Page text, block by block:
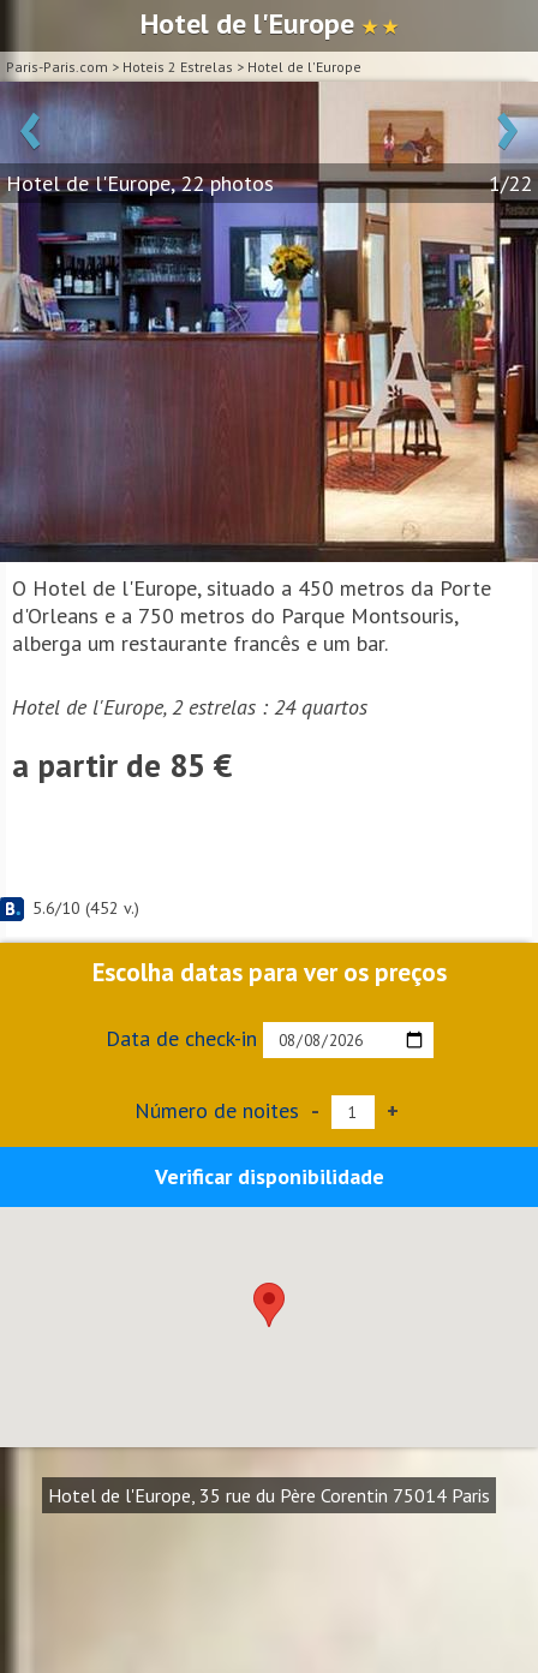
Hotel de l'Europe ★ ★
Paris-Paris.com > Hoteis 2 Estrelas > Hotel de l'Europe
‹ ›
Hotel de l'Europe, 22 photos 1/22
O Hotel de l'Europe, situado a 450 metros da Porte
d'Orleans e a 750 metros do Parque Montsouris,
alberga um restaurante francês e um bar.
Hotel de l'Europe, 2 estrelas : 24 quartos
a partir de 85 €
5.6/10 (452 v.)
Escolha datas para ver os preços
Data de check-in
Número de noites - +
Verificar disponibilidade
Hotel de l'Europe, 35 rue du Père Corentin 75014 Paris